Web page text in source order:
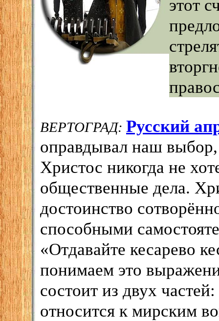
этот
ВЕРТОГРАД: Русский
оправдывал наш
Христос никогда не
общественные дела.
достоинство
способными
«Отдавайте кесарево
понимаем это
состоит из двух
относится к мирским